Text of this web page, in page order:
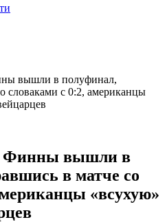
вышли в полуфинал,
словаками с 0:2, американцы
Финны вышли в
в матче со
«всухую»